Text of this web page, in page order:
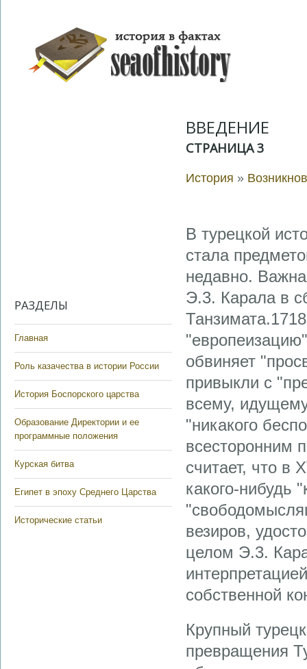
РАЗДЕЛЫ
Главная
Роль казачества в истории России
История Боспорского царства
Образование Директории и ее
программные положения
Курская битва
Египет в эпоху Среднего Царства
Исторические статьи
ВВЕДЕНИЕ
СТРАНИЦА 3
История »
В турецкой
стала
недавно.
Э.3. Карала в
обвиняет
привыкли с
всему,
"никакого
всесторонним
считает, что в
какого-нибудь
везиров,
целом Э.3.
собственной
Крупный
превращения